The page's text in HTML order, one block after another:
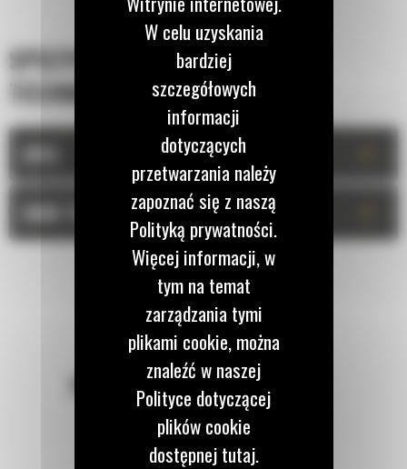
SPECYFIKACJA
TECHNICZNA
DANE TECHNICZNE
POZOSTAŃMY W KONTAKCIE
W celu uzyskania
bardziej
szczegółowych
informacji
dotyczących
przetwarzania należy
zapoznać się z naszą
Polityką prywatności.
Więcej informacji, w
tym na temat
zarządzania tymi
plikami cookie, można
znaleźć w naszej
Polityce dotyczącej
plików cookie
dostępnej tutaj.